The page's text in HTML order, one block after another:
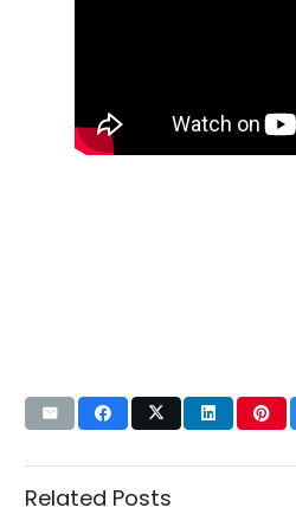
Related Posts